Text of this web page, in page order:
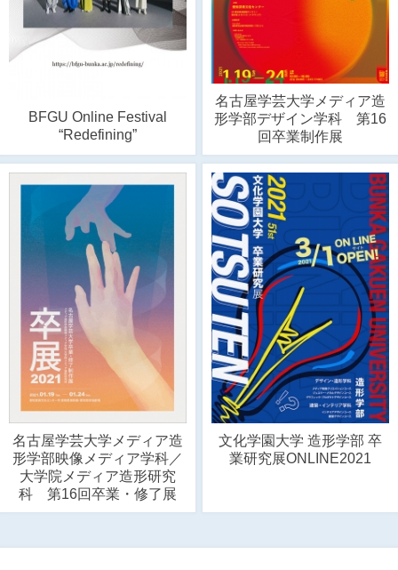
BFGU Online Festival
“Redefining”
名古屋学芸大学メディア造
形学部デザイン学科 第16
回卒業制作展
名古屋学芸大学メディア造
形学部映像メディア学科／
大学院メディア造形研究
科 第16回卒業・修了展
文化学園大学 造形学部 卒
業研究展ONLINE2021